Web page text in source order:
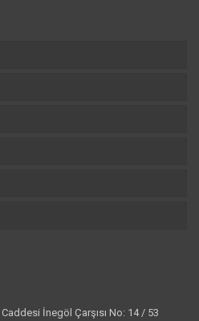
İnegöl Çarşısı No: 14 / 53